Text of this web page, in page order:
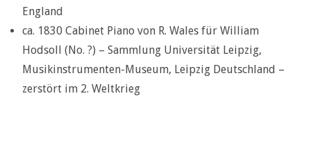
England
ca. 1830 Cabinet Piano von R. Wales für William
Hodsoll (No. ?) – Sammlung Universität Leipzig,
Musikinstrumenten-Museum, Leipzig Deutschland –
zerstört im 2. Weltkrieg